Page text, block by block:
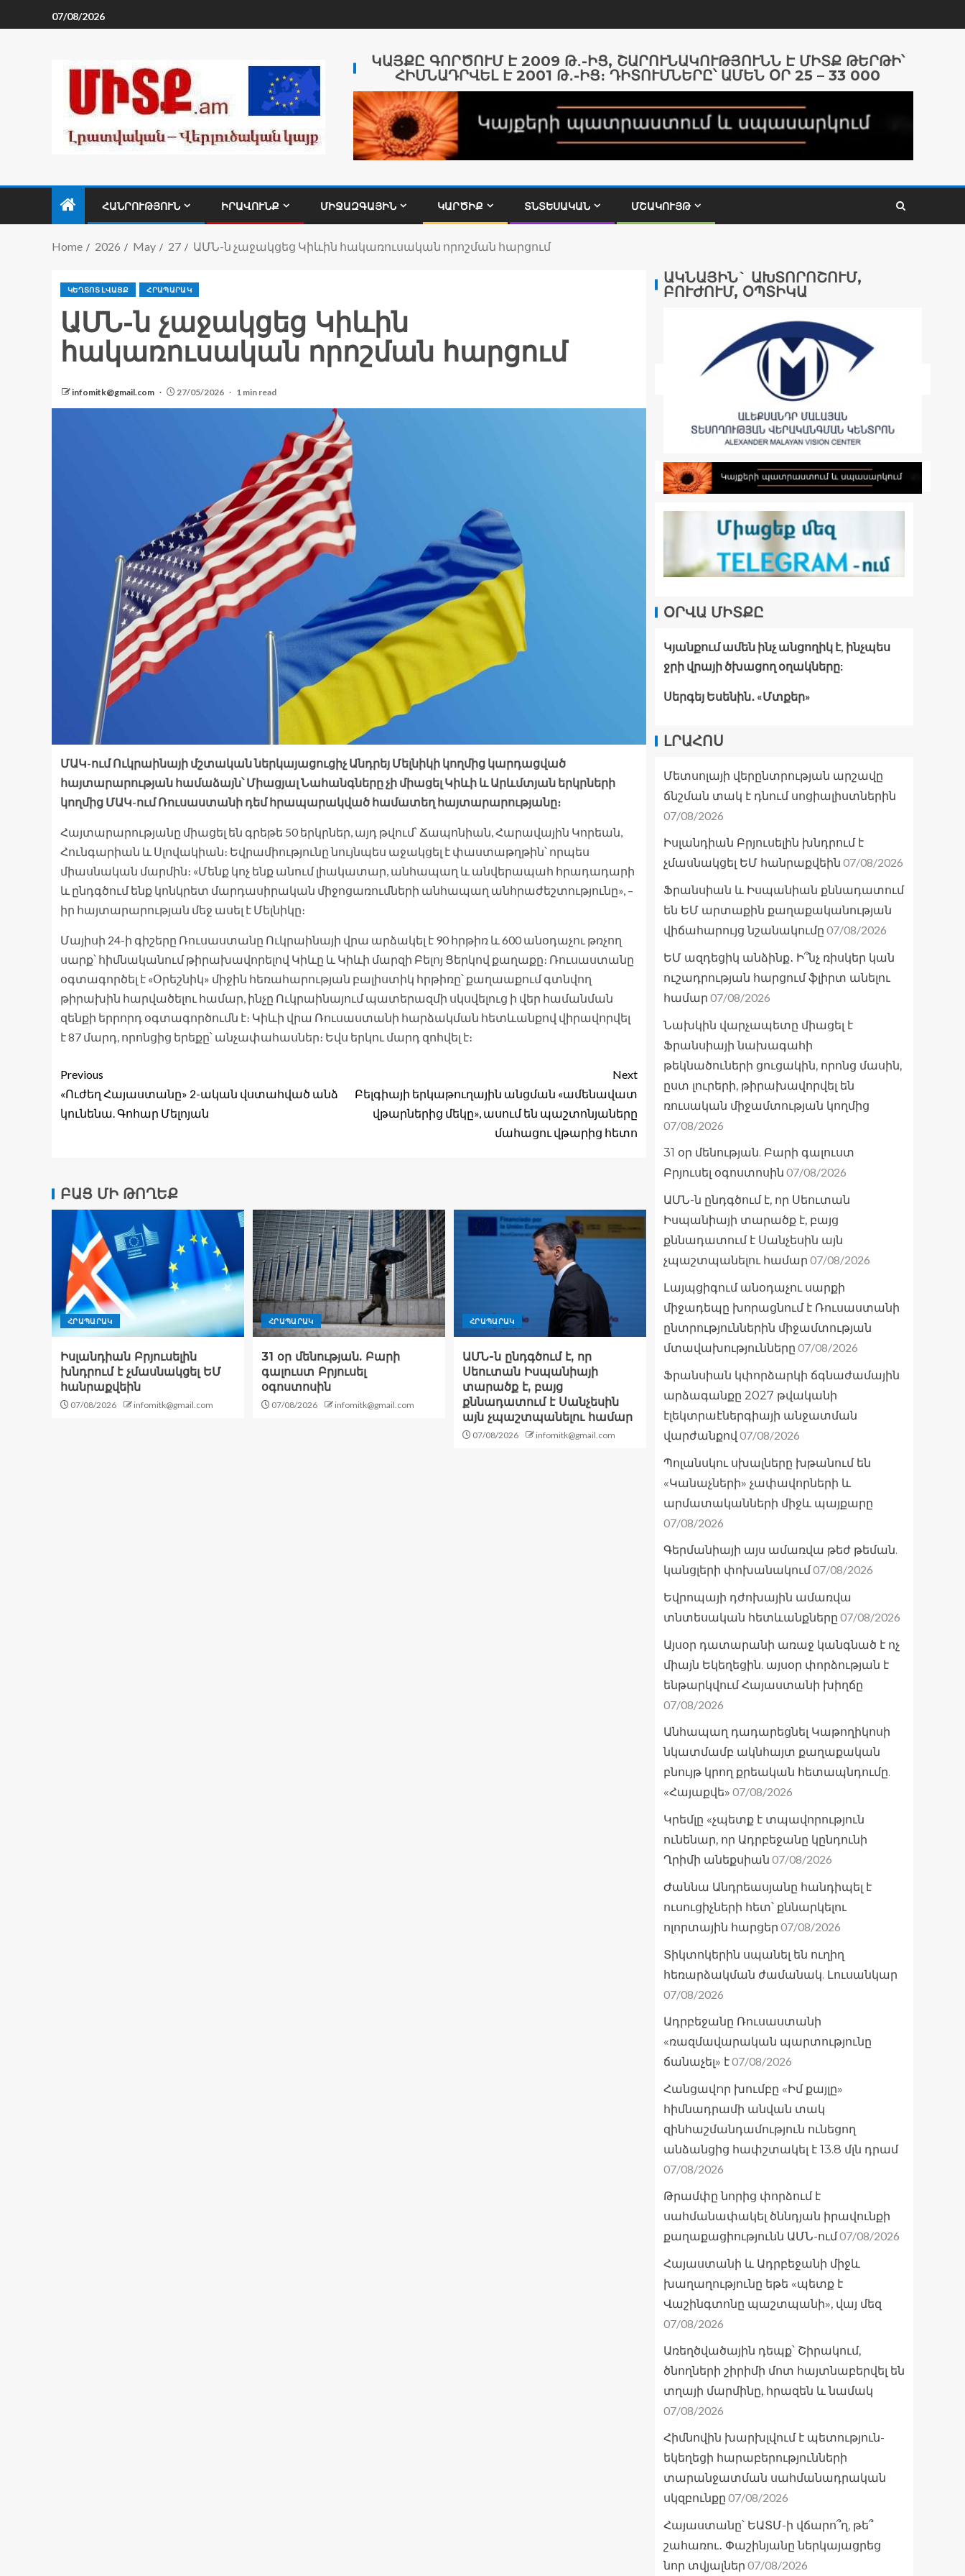
07/08/2026
ԿԱՅՔԸ ԳՈՐԾՈՒՄ Է 2009 Թ․-ԻՑ, ՇԱՐՈՒՆԱԿՈՒԹՅՈՒՆՆ Է ՄԻՏՔ ԹԵՐԹԻ՝
ՀԻՄՆԱԴՐՎԵԼ Է 2001 Թ․-ԻՑ։ ԴԻՏՈՒՄՆԵՐԸ՝ ԱՄԵՆ ՕՐ 25 – 33 000
ՀԱՆՐՈՒԹՅՈՒՆ ԻՐԱՎՈՒՆՔ ՄԻՋԱԶԳԱՅԻՆ ԿԱՐԾԻՔ ՏՆՏԵՍԱԿԱՆ ՄՇԱԿՈՒՅԹ
Home 2026 May 27 ԱՄՆ-ն չաջակցեց Կիևին հակառուսական որոշման հարցում
ԿԵՂՏՈՏ ԼՎԱՑՔ ՀՐԱՊԱՐԱԿ
ԱՄՆ-ն չաջակցեց Կիևին
հակառուսական որոշման հարցում
infomitk@gmail.com 27/05/2026 1 min read
ՄԱԿ-ում Ուկրաինայի մշտական ​​ներկայացուցիչ Անդրեյ Մելնիկի կողմից կարդացված
հայտարարության համաձայն՝ Միացյալ Նահանգները չի միացել Կիևի և Արևմտյան երկրների
կողմից ՄԱԿ-ում Ռուսաստանի դեմ հրապարակված համատեղ հայտարարությանը։
Հայտարարությանը միացել են գրեթե 50 երկրներ, այդ թվում՝ Ճապոնիան, Հարավային Կորեան,
Հունգարիան և Սլովակիան։ Եվրամիությունը նույնպես աջակցել է փաստաթղթին՝ որպես
միասնական մարմին։ «Մենք կոչ ենք անում լիակատար, անհապաղ և անվերապահ հրադադարի
և ընդգծում ենք կոնկրետ մարդասիրական միջոցառումների անհապաղ անհրաժեշտությունը», –
իր հայտարարության մեջ ասել է Մելնիկը։
Մայիսի 24-ի գիշերը Ռուսաստանը Ուկրաինայի վրա արձակել է 90 հրթիռ և 600 անօդաչու թռչող
սարք՝ հիմնականում թիրախավորելով Կիևը և Կիևի մարզի Բելոյ Ցերկով քաղաքը։ Ռուսաստանը
օգտագործել է «Օրեշնիկ» միջին հեռահարության բալիստիկ հրթիռը՝ քաղաաքում գտնվող
թիրախին հարվածելու համար, ինչը Ուկրաինայում պատերազմի սկսվելուց ի վեր համանման
զենքի երրորդ օգտագործումն է։ Կիևի վրա Ռուսաստանի հարձակման հետևանքով վիրավորվել
է 87 մարդ, որոնցից երեքը՝ անչափահասներ։ Եվս երկու մարդ զոհվել է։
Previous
«Ուժեղ Հայաստանը» 2-ական վստահված անձ
կունենա. Գոհար Մելոյան
Next
Բելգիայի երկաթուղային անցման «ամենավատ
վթարներից մեկը», ասում են պաշտոնյաները
մահացու վթարից հետո
ԲԱՑ ՄԻ ԹՈՂԵՔ
ՀՐԱՊԱՐԱԿ
Իսլանդիան Բրյուսելին
խնդրում է չմասնակցել ԵՄ
հանրաքվեին
07/08/2026 infomitk@gmail.com
ՀՐԱՊԱՐԱԿ
31 օր մենության. Բարի
գալուստ Բրյուսել
օգոստոսին
07/08/2026 infomitk@gmail.com
ՀՐԱՊԱՐԱԿ
ԱՄՆ-ն ընդգծում է, որ
Սեուտան Իսպանիայի
տարածք է, բայց
քննադատում է Սանչեսին
այն չպաշտպանելու համար
07/08/2026 infomitk@gmail.com
ԱԿՆԱՅԻՆ` ԱԽՏՈՐՈՇՈՒՄ,
ԲՈՒԺՈՒՄ, ՕՊՏԻԿԱ
ՕՐՎԱ ՄԻՏՔԸ
Կյանքում ամեն ինչ անցողիկ է, ինչպես
ջրի վրայի ծխացող օղակները:
Սերգեյ Եսենին․ «Մտքեր»
ԼՐԱՀՈՍ
Մետսոլայի վերընտրության արշավը
ճնշման տակ է դնում սոցիալիստներին
07/08/2026
Իսլանդիան Բրյուսելին խնդրում է
չմասնակցել ԵՄ հանրաքվեին 07/08/2026
Ֆրանսիան և Իսպանիան քննադատում
են ԵՄ արտաքին քաղաքականության
վիճահարույց նշանակումը 07/08/2026
ԵՄ ազդեցիկ անձինք․ Ի՞նչ ռիսկեր կան
ուշադրության հարցում ֆլիրտ անելու
համար 07/08/2026
Նախկին վարչապետը միացել է
Ֆրանսիայի նախագահի
թեկնածուների ցուցակին, որոնց մասին,
ըստ լուրերի, թիրախավորվել են
ռուսական միջամտության կողմից
07/08/2026
31 օր մենության. Բարի գալուստ
Բրյուսել օգոստոսին 07/08/2026
ԱՄՆ-ն ընդգծում է, որ Սեուտան
Իսպանիայի տարածք է, բայց
քննադատում է Սանչեսին այն
չպաշտպանելու համար 07/08/2026
Լայպցիգում անօդաչու սարքի
միջադեպը խորացնում է Ռուսաստանի
ընտրություններին միջամտության
մտավախությունները 07/08/2026
Ֆրանսիան կփորձարկի ճգնաժամային
արձագանքը 2027 թվականի
էլեկտրաէներգիայի անջատման
վարժանքով 07/08/2026
Պոլանսկու սխալները խթանում են
«Կանաչների» չափավորների և
արմատականների միջև պայքարը
07/08/2026
Գերմանիայի այս ամառվա թեժ թեման.
կանցլերի փոխանակում07/08/2026
Եվրոպայի դժոխային ամառվա
տնտեսական հետևանքները 07/08/2026
Այսօր դատարանի առաջ կանգնած է ոչ
միայն Եկեղեցին. այսօր փորձության է
ենթարկվում Հայաստանի խիղճը
07/08/2026
Անհապաղ դադարեցնել Կաթողիկոսի
նկատմամբ ակնհայտ քաղաքական
բնույթ կրող քրեական հետապնդումը.
«Հայաքվե» 07/08/2026
Կրեմլը «չպետք է տպավորություն
ունենար, որ Ադրբեջանը կընդունի
Ղրիմի անեքսիան 07/08/2026
Ժաննա Անդրեասյանը հանդիպել է
ուսուցիչների հետ՝ քննարկելու
ոլորտային հարցեր 07/08/2026
Տիկտոկերին սպանել են ուղիղ
հեռարձակման ժամանակ. Լուսանկար
07/08/2026
Ադրբեջանը Ռուսաստանի
«ռազմավարական պարտությունը
ճանաչել» է07/08/2026
Հանցավnր խումբը «Իմ քայլը»
հիմնադրամի անվան տակ
զինհաշմանդամություն ունեցող
անձանցից հափշտակել է 13.8 մլն դրամ
07/08/2026
Թրամփը նորից փորձում է
սահմանափակել ծննդյան իրավունքի
քաղաքացիությունն ԱՄՆ-ում07/08/2026
Հայաստանի և Ադրբեջանի միջև
խաղաղությունը եթե «պետք է
Վաշինգտոնը պաշտպանի», վայ մեզ
07/08/2026
Առեղծվածային դեպք՝ Շիրակում,
ծնողների շիրիմի մոտ հայտնաբերվել են
տղայի մարմինը, հրազեն և նամակ
07/08/2026
Հիմնովին խարխլվում է պետություն-
եկեղեցի հարաբերությունների
տարանջատման սահմանադրական
սկզբունքը 07/08/2026
Հայաստանը՝ ԵԱՏՄ-ի վճարո՞ղ, թե՞
շահառու․ Փաշինյանը ներկայացրեց
նոր տվյալներ 07/08/2026